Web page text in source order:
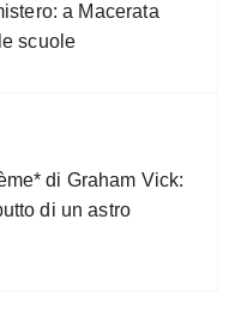
a Macerata
scuole
di Graham Vick:
di un astro